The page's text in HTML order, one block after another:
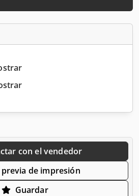
con el vendedor
previa de impresión
Guardar